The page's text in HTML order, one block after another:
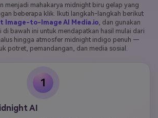
menjadi mahakarya midnight biru gelap yang
beberapa klik. Ikuti langkah-langkah berikut
Image-to-Image AI Media.io , dan gunakan
bawah ini untuk mendapatkan hasil mulai dari
hingga atmosfer midnight indigo penuh —
potret, pemandangan, dan media sosial.
1
AI